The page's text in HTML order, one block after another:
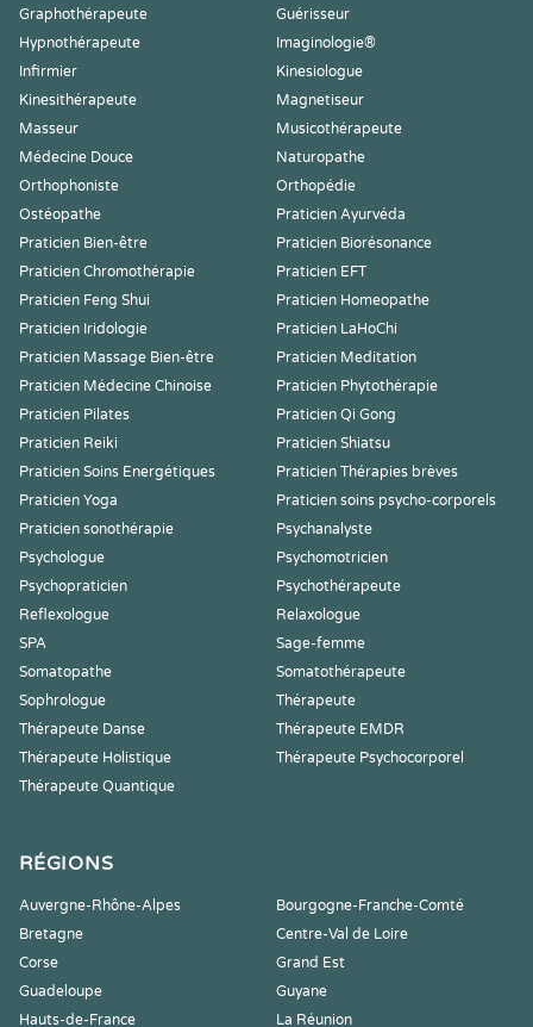
Graphothérapeute
Guérisseur
Hypnothérapeute
Imaginologie®
Infirmier
Kinesiologue
Kinesithérapeute
Magnetiseur
Masseur
Musicothérapeute
Médecine Douce
Naturopathe
Orthophoniste
Orthopédie
Ostéopathe
Praticien Ayurvéda
Praticien Bien-être
Praticien Biorésonance
Praticien Chromothérapie
Praticien EFT
Praticien Feng Shui
Praticien Homeopathe
Praticien Iridologie
Praticien LaHoChi
Praticien Massage Bien-être
Praticien Meditation
Praticien Médecine Chinoise
Praticien Phytothérapie
Praticien Pilates
Praticien Qi Gong
Praticien Reiki
Praticien Shiatsu
Praticien Soins Energétiques
Praticien Thérapies brèves
Praticien Yoga
Praticien soins psycho-corporels
Praticien sonothérapie
Psychanalyste
Psychologue
Psychomotricien
Psychopraticien
Psychothérapeute
Reflexologue
Relaxologue
SPA
Sage-femme
Somatopathe
Somatothérapeute
Sophrologue
Thérapeute
Thérapeute Danse
Thérapeute EMDR
Thérapeute Holistique
Thérapeute Psychocorporel
Thérapeute Quantique
RÉGIONS
Auvergne-Rhône-Alpes
Bourgogne-Franche-Comté
Bretagne
Centre-Val de Loire
Corse
Grand Est
Guadeloupe
Guyane
Hauts-de-France
La Réunion